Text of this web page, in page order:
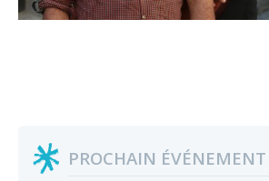
PROCHAIN ÉVÉNEMENT